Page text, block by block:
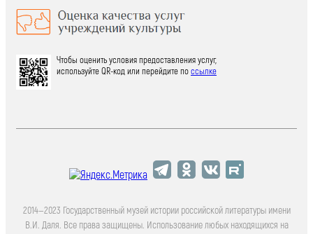
Чтобы оценить условия предоставления услуг,
используйте QR-код или перейдите поссылке
2014—2023 Государственный музей истории российской литературы имени
В.И. Даля. Все права защищены. Использование любых находящихся на